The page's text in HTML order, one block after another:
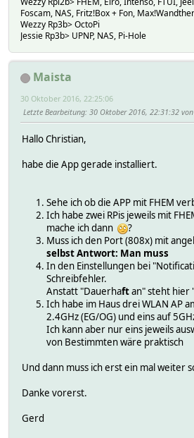
Foscam, NAS, Fritz!Box + Fon,
Wezzy Rp3b> OctoPi
Jessie Rp3b> UPNP, NAS, Pi-Hole
Maista
30 Oktober 2016, 22:25:06
Letzte Bearbeitung: 30 Oktober 2016, 22:31:32
Hallo Christian,
habe die App gerade installiert.
Sehe ich ob die APP mit FHEM
Ich habe zwei RPis jeweils mit
mache ich dann
?
Muss ich den Port (808x) mit
selbst Antwort: Man muss
In den Einstellungen bei
Schreibfehler.
Anstatt "Dauerhaftan" steht hier
Ich habe im Haus drei WLAN AP
2.4GHz (EG/OG) und eins auf
Ich kann aber nur eins jeweils
von Bestimmten wäre praktisch
Und dann muss ich erst ein mal weiter
Danke vorerst.
Gerd